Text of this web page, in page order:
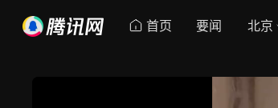
首页 要闻 北京